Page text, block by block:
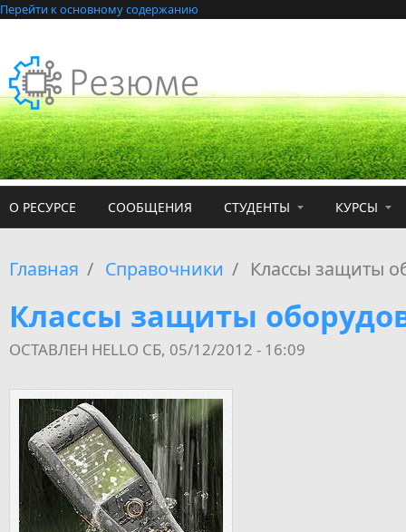
Перейти к основному содержанию
О РЕСУРСЕ СООБЩЕНИЯ СТУДЕНТЫ КУРСЫ
Главная / Справочники / Классы защиты
Классы защиты
ОСТАВЛЕН HELLO СБ, 05/12/2012 - 16:09